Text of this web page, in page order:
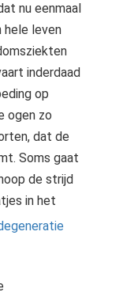
nu eenmaal
hele leven
inderdaad
op
ogen zo
dat de
Soms gaat
de strijd
in het